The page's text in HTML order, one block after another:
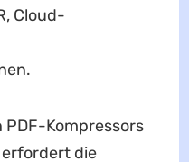
Cloud-
PDF-Kompressors
die